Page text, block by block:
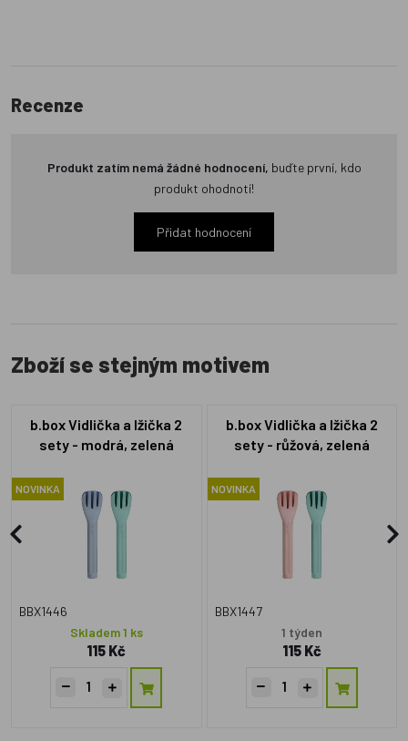
Recenze
Produkt zatím nemá žádné hodnocení, buďte první, kdo
produkt ohodnotí!
Přidat hodnocení
Zboží se stejným motivem
b.box Vidlička a lžička 2
sety - modrá, zelená
NOVINKA
BBX1446
Skladem 1 ks
115 Kč
b.box Vidlička a lžička 2
sety - růžová, zelená
NOVINKA
BBX1447
1 týden
115 Kč